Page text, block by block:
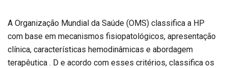
A Organização Mundial da Saúde (OMS) classifica a HP
com base em mecanismos fisiopatológicos, apresentação
clínica, características hemodinâmicas e abordagem
terapêutica . D e acordo com esses critérios, classifica os